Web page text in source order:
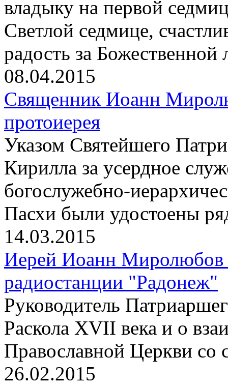
владыку на первой
Светлой седмице,
радость за Божественной
08.04.2015
Священник Иоанн
протоиерея
Указом Святейшего
Кирилла за усердное
богослужебно-
Пасхи были удостоены
14.03.2015
Иерей Иоанн Миролюбов
радиостанции "Радонеж"
Pуководитель
Раскола XVII века и о
Православной Церкви со
26.02.2015